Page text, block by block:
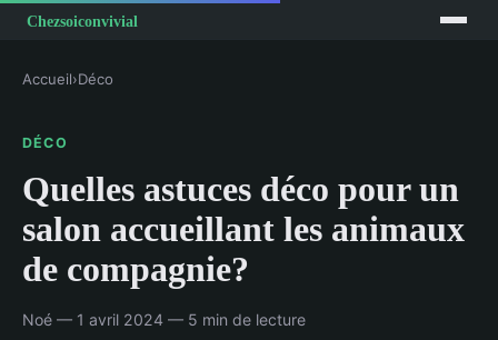
Accueil›Déco
DÉCO
Quelles astuces déco pour un
salon accueillant les animaux
de compagnie?
Noé — 1 avril 2024 — 5 min de lecture